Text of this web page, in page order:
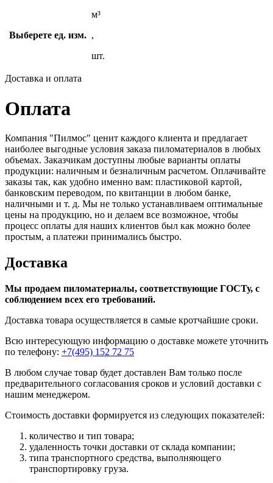
Выберете ед. изм.
м³
,
шт.
Доставка и оплата
Оплата
Компания "Пилмос" ценит каждого клиента и предлагает
наиболее выгодные условия заказа пиломатериалов в любых
объемах. Заказчикам доступны любые варианты оплаты
продукции: наличным и безналичным расчетом. Оплачивайте
заказы так, как удобно именно вам: пластиковой картой,
банковским переводом, по квитанции в любом банке,
наличными и т. д. Мы не только устанавливаем оптимальные
цены на продукцию, но и делаем все возможное, чтобы
процесс оплаты для наших клиентов был как можно более
простым, а платежи принимались быстро.
Доставка
Мы продаем пиломатериалы, соответствующие ГОСТу, с
соблюдением всех его требований.
Доставка товара осуществляется в самые кротчайшие сроки.
Всю интересующую информацию о доставке можете уточнить
по телефону: +7(495) 152 72 75
В любом случае товар будет доставлен Вам только после
предварительного согласования сроков и условий доставки с
нашим менеджером.
Стоимость доставки формируется из следующих показателей:
количество и тип товара;
удаленность точки доставки от склада компании;
типа транспортного средства, выполняющего
транспортировку груза.